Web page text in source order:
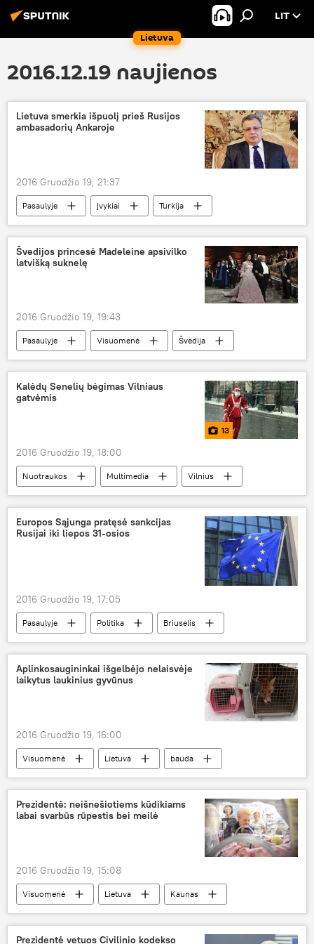
Lietuva
LIT
2016.12.19 naujienos
Lietuva smerkia išpuolį prieš Rusijos
ambasadorių Ankaroje
2016 Gruodžio 19, 21:37
Pasaulyje Įvykiai
Turkija
Ankara
Andrejus Karlovas
ginkluotas išpuolis
Švedijos princesė Madeleine apsivilko
latvišką suknelę
2016 Gruodžio 19, 19:43
Pasaulyje Visuomenė
Švedija
Princesė Madeleine
Nobelio premijos įteikimo ceremonija
suknelė
Kalėdų Senelių bėgimas Vilniaus
gatvėmis
13
2016 Gruodžio 19, 18:00
Nuotraukos Multimedia
Vilnius
Lietuva
Kalėdinis bėgimas
Linksmų Kalėdų!
Europos Sąjunga pratęsė sankcijas
Rusijai iki liepos 31-osios
2016 Gruodžio 19, 17:05
Pasaulyje Politika
Briuselis
Europos Sąjunga
sankcijos
Lazda turi du galus: sankcijos Rusijai
Aplinkosaugininkai išgelbėjo nelaisvėje
laikytus laukinius gyvūnus
2016 Gruodžio 19, 16:00
Visuomenė Lietuva
bauda
laukiniai gyvūnai
Prezidentė: neišnešiotiems kūdikiams
labai svarbūs rūpestis bei meilė
2016 Gruodžio 19, 15:08
Visuomenė Lietuva
Kaunas
Kauno klinikos
naujagimiai
Prezidentė vetuos Civilinio kodekso